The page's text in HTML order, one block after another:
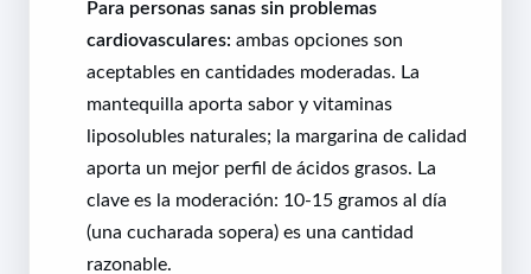
Para personas sanas sin problemas
cardiovasculares: ambas opciones son
aceptables en cantidades moderadas. La
mantequilla aporta sabor y vitaminas
liposolubles naturales; la margarina de calidad
aporta un mejor perfil de ácidos grasos. La
clave es la moderación: 10-15 gramos al día
(una cucharada sopera) es una cantidad
razonable.